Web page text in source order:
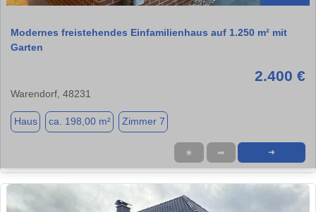
Modernes freistehendes Einfamilienhaus auf 1.250 m² mit
Garten
2.400 €
Warendorf, 48231
Haus ca. 198,00 m² Zimmer 7
★ ➦ ➜